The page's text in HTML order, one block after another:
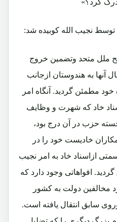
کرد؟»
توسط نجیب الله کوبیده شد:
ملل متحد وتضمین خروج
آنها به هندوستان ازجانب
خود مطمئن گردید. آنگاه امر
خاد که شهرت و وظایف
حزب در آن درج بود،
خادیست خود را در
ازاسناد خاد به امر نجیب
افواهاتی وجود دارد که
مخالفین دولت به کشور
سابق انتقال یافته است.